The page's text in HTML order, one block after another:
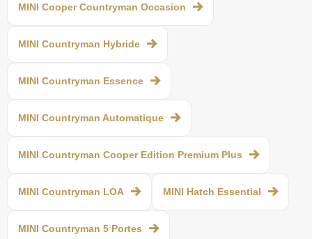
MINI Cooper Countryman Occasion
MINI Countryman Hybride
MINI Countryman Essence
MINI Countryman Automatique
MINI Countryman Cooper Edition Premium Plus
MINI Countryman LOA MINI Hatch Essential
MINI Countryman 5 Portes